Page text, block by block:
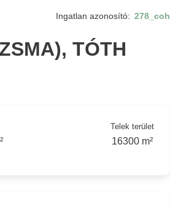
Ingatlan azonosító: 278_coh
TÓTH
Telek terület
16300 m²